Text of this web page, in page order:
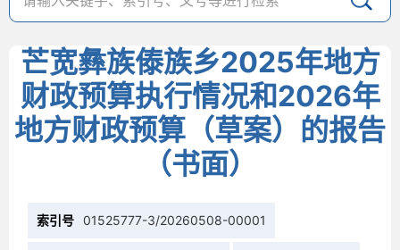
芒宽彝族傣族乡2025年地方
财政预算执行情况和2026年
地方财政预算（草案）的报告
（书面）
索引号 01525777-3/20260508-00001